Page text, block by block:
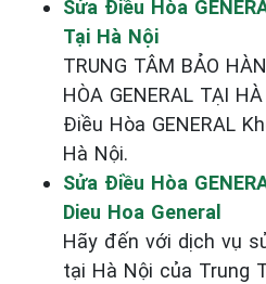
Sửa Điều Hòa
Tại Hà Nội
TRUNG TÂM BẢO
HÒA GENERAL TẠI
Điều Hòa GENERAL
Hà Nội.
Sửa Điều Hòa
Dieu Hoa General
Hãy đến với dịch vụ
tại Hà Nội của Trung